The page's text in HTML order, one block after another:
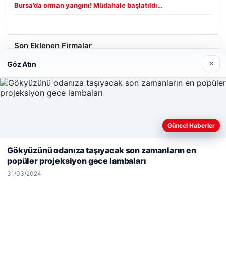
Bursa’da orman yangını! Müdahale başlatıldı…
Son Eklenen Firmalar
Web sitemizi nasıl kullandığınızı daha iyi anlayabilmek,
kullanıyoruz.Çerez Politikamız
Reddet Kabul Et
Göz Atın ×
Güncel Haberler
Gökyüzünü odanıza taşıyacak son zamanların en
popüler projeksiyon gece lambaları
31/03/2024